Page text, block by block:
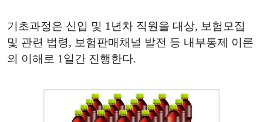
기초과정은 신입 및 1년차 직원을 대상, 보험모집
및 관련 법령, 보험판매채널 발전 등 내부통제 이론
의 이해로 1일간 진행한다.